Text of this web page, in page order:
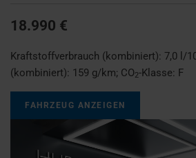
18.990 €
Kraftstoffverbrauch (kombiniert): 7,0 l/
(kombiniert): 159 g/km; CO2-Klasse: F
FAHRZEUG ANZEIGEN